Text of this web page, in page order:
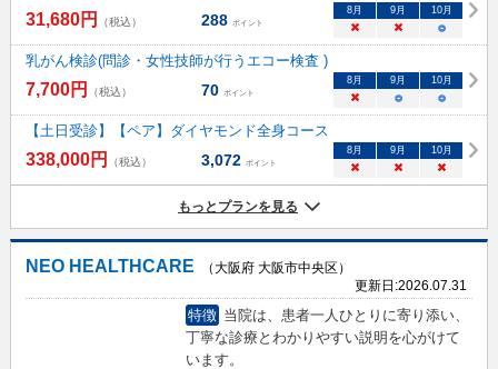
31,680円 （税込） 288 ポイント
8 月 9 月 10月
× × ○
乳がん検診(問診・女性技師が行うエコー検査 )
7,700円 （税込） 70 ポイント
8 月 9 月 10月
× ○ ○
【土日受診】【ペア】ダイヤモンド全身コース
338,000円 （税込） 3,072 ポイント
8 月 9 月 10月
× × ×
もっとプランを見る
NEO HEALTHCARE
（大阪府 大阪市中央区）
更新日:2026.07.31
特徴 当院は、患者一人ひとりに寄り添い、
丁寧な診療とわかりやすい説明を心がけて
います。